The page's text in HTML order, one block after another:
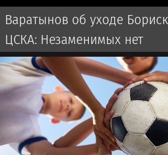
Варатынов об уходе
ЦСКА: Незаменимых нет